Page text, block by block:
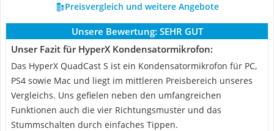
Preisvergleich und weitere Angebote
Unsere Bewertung: SEHR GUT
Unser Fazit für HyperX Kondensatormikrofon:
Das HyperX QuadCast S ist ein Kondensatormikrofon für PC,
PS4 sowie Mac und liegt im mittleren Preisbereich unseres
Vergleichs. Uns gefielen neben den umfangreichen
Funktionen auch die vier Richtungsmuster und das
Stummschalten durch einfaches Tippen.